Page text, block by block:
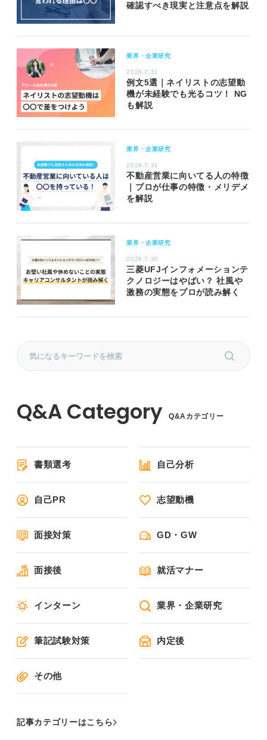
確認すべき現実と注意点を解説
業界・企業研究
2026.7.31
例文5選｜ネイリストの志望動
機が未経験でも光るコツ！ NG
も解説
業界・企業研究
2026.7.31
不動産営業に向いてる人の特徴
｜プロが仕事の特徴・メリデメ
を解説
業界・企業研究
2026.7.30
三菱UFJインフォメーションテ
クノロジーはやばい？ 社風や
激務の実態をプロが読み解く
Q&Aカテゴリー
書類選考 自己分析
自己PR 志望動機
面接対策 GD・GW
面接後 就活マナー
インターン 業界・企業研究
筆記試験対策 内定後
その他
記事カテゴリーはこちら